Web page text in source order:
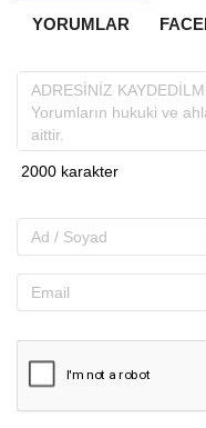
YORUMLAR